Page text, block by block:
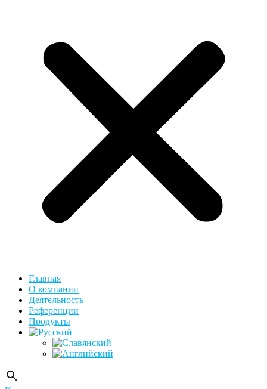
Главная
О компании
Деятельность
Референции
Продукты